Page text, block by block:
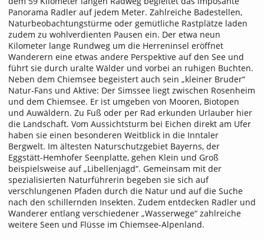
Panorama Radler auf jedem Meter. Zahlreiche Badestellen,
Naturbeobachtungstürme oder gemütliche Rastplätze laden
zudem zu wohlverdienten Pausen ein. Der etwa neun
Kilometer lange Rundweg um die Herreninsel eröffnet
Wanderern eine etwas andere Perspektive auf den See und
führt sie durch uralte Wälder und vorbei an ruhigen Buchten.
Neben dem Chiemsee begeistert auch sein „kleiner Bruder“
Natur-Fans und Aktive: Der Simssee liegt zwischen Rosenheim
und dem Chiemsee. Er ist umgeben von Mooren, Biotopen
und Auwäldern. Zu Fuß oder per Rad erkunden Urlauber hier
die Landschaft. Vom Aussichtsturm bei Eichen direkt am Ufer
haben sie einen besonderen Weitblick in die Inntaler
Bergwelt. Im ältesten Naturschutzgebiet Bayerns, der
Eggstätt-Hemhofer Seenplatte, gehen Klein und Groß
beispielsweise auf „Libellenjagd“. Gemeinsam mit der
spezialisierten Naturführerin begeben sie sich auf
verschlungenen Pfaden durch die Natur und auf die Suche
nach den schillernden Insekten. Zudem entdecken Radler und
Wanderer entlang verschiedener „Wasserwege“ zahlreiche
weitere Seen und Flüsse im Chiemsee-Alpenland.